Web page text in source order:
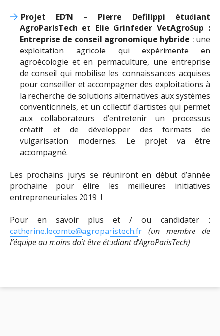
Projet ED’N – Pierre Defilippi étudiant
AgroParisTech et Elie Grinfeder VetAgroSup :
Entreprise de conseil agronomique hybride :une
exploitation agricole qui expérimente en
agroécologie et en permaculture, une entreprise
de conseil qui mobilise les connaissances acquises
pour conseiller et accompagner des exploitations à
la recherche de solutions alternatives aux systèmes
conventionnels, et un collectif d’artistes qui permet
aux collaborateurs d’entretenir un processus
créatif et de développer des formats de
vulgarisation modernes. Le projet va être
accompagné.
Les prochains jurys se réuniront en début d’année
prochaine pour élire les meilleures initiatives
entrepreneuriales 2019 !
Pour en savoir plus et / ou candidater :
catherine.lecomte@agroparistech.fr(un membre de
l’équipe au moins doit être étudiant d’AgroParisTech)